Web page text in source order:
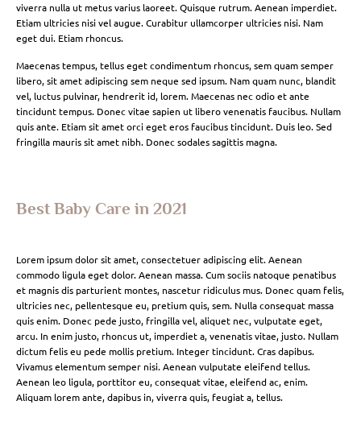
viverra nulla ut metus varius laoreet. Quisque rutrum. Aenean imperdiet.
Etiam ultricies nisi vel augue. Curabitur ullamcorper ultricies nisi. Nam
eget dui. Etiam rhoncus.
Maecenas tempus, tellus eget condimentum rhoncus, sem quam semper
libero, sit amet adipiscing sem neque sed ipsum. Nam quam nunc, blandit
vel, luctus pulvinar, hendrerit id, lorem. Maecenas nec odio et ante
tincidunt tempus. Donec vitae sapien ut libero venenatis faucibus. Nullam
quis ante. Etiam sit amet orci eget eros faucibus tincidunt. Duis leo. Sed
fringilla mauris sit amet nibh. Donec sodales sagittis magna.
Best Baby Care in 2021
Lorem ipsum dolor sit amet, consectetuer adipiscing elit. Aenean
commodo ligula eget dolor. Aenean massa. Cum sociis natoque penatibus
et magnis dis parturient montes, nascetur ridiculus mus. Donec quam felis,
ultricies nec, pellentesque eu, pretium quis, sem. Nulla consequat massa
quis enim. Donec pede justo, fringilla vel, aliquet nec, vulputate eget,
arcu. In enim justo, rhoncus ut, imperdiet a, venenatis vitae, justo. Nullam
dictum felis eu pede mollis pretium. Integer tincidunt. Cras dapibus.
Vivamus elementum semper nisi. Aenean vulputate eleifend tellus.
Aenean leo ligula, porttitor eu, consequat vitae, eleifend ac, enim.
Aliquam lorem ante, dapibus in, viverra quis, feugiat a, tellus.